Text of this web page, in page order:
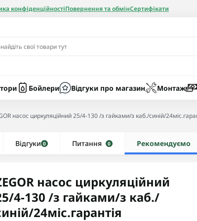
конфіденційностіПовернення та обмінСертифікати
Бойлери Відгуки про магазин Монтаж
Рушникосушки водяні
Рушникосушки електричні
Колби
насос циркуляційний 25/4-130 /з гайками/з каб./синій/
Відгуки 0 Питання 0 Рекомендуємо
насос циркуляційний
4-130 /з гайками/з каб./
24міс.гарантія